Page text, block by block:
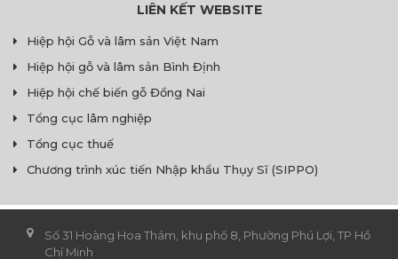
LIÊN KẾT WEBSITE
Hiệp hội Gỗ và lâm sản Việt Nam
Hiệp hội gỗ và lâm sản Bình Định
Hiệp hội chế biến gỗ Đồng Nai
Tổng cục lâm nghiệp
Tổng cục thuế
Chương trình xúc tiến Nhập khẩu Thụy Sĩ (SIPPO)
Số 31 Hoàng Hoa Thám, khu phố 8, Phường Phú Lợi, TP Hồ
Chí Minh